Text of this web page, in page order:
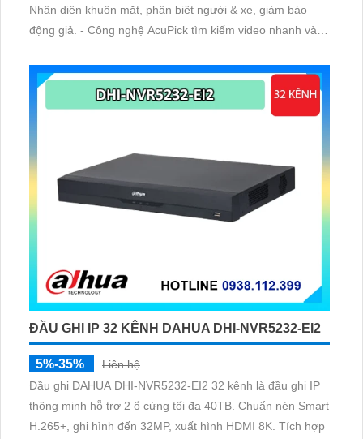
Nhận diện khuôn mặt, phân biệt người & xe, giảm báo
động giả. - Công nghệ AcuPick tìm kiếm video nhanh và
hệ thống chuyên nghiệp
ĐẦU GHI IP 32 KÊNH DAHUA DHI-NVR5232-EI2
5%-35%
Liên hệ
Đầu ghi DAHUA DHI-NVR5232-EI2 32 kênh là đầu ghi IP
thông minh hỗ trợ 2 ổ cứng tối đa 40TB. Chuẩn nén Smart
H.265+, ghi hình đến 32MP, xuất hình HDMI 8K. Tích hợp